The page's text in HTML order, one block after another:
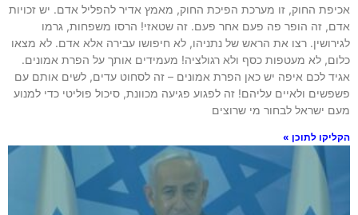
החוק, זו מערכת הפיכת החוק, מאמץ אדיר להפליל אדם. יש זכויות
זה הופר פה פעם אחר פעם. זה שטאזי! הרסו משפחות, גרמו
רצו את הראש של נתניהו, לא חיפושו עבירה אלא אדם. לא מצאו
לא מעטפות כסף ולא רגולציה! מעמידים אותך על הפרת אמונים.
לכם איפה יש כאן הפרת אמונים – זה לסחוט עדים, לשים אותם עם
ולאיים עליהם! זה לפגוע פגיעה מכוונת, סיכול פוליטי כדי למנוע
ישראל לבחור מי שרוצים
לתוכן »